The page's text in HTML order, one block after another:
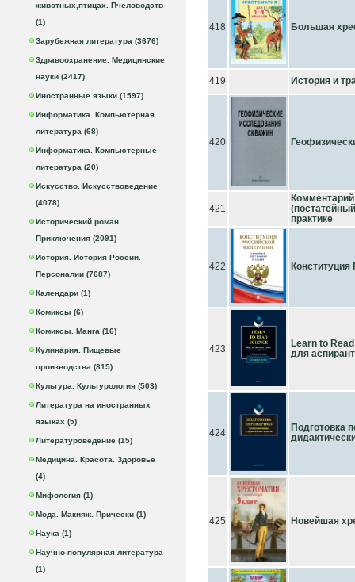
животных,птицах. Пчеловодств
(1)
Зарубежная литература (3676)
Здравоохранение. Медицинские
науки (2417)
Иностранные языки (1597)
Информатика. Компьютерная
литература (68)
Информатика. Компьютерные
литература (20)
Искусство. Искусствоведение
(4078)
Исторический роман.
Приключения (2091)
История. История России.
Персоналии (7687)
Календари (1)
Комиксы (6)
Комиксы. Манга (16)
Кулинария. Пищевые
производства (815)
Культура. Культурология (503)
Литература на иностранных
языках (5)
Литературоведение (15)
Медицина. Красота. Здоровье
(4)
Мифология (1)
Мода. Макияж. Прически (1)
Наука (1)
Научно-популярная литература
(1)
418 Большая
419 История и
420
421
практике
422
423
Learn to
для
424
Подготовка
425 Новейшая